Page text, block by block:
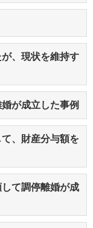
、現状を維持す
が成立した事例
、財産分与額を
て調停離婚が成